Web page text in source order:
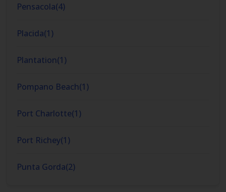
Pensacola(4)
Placida(1)
Plantation(1)
Pompano Beach(1)
Port Charlotte(1)
Port Richey(1)
Punta Gorda(2)